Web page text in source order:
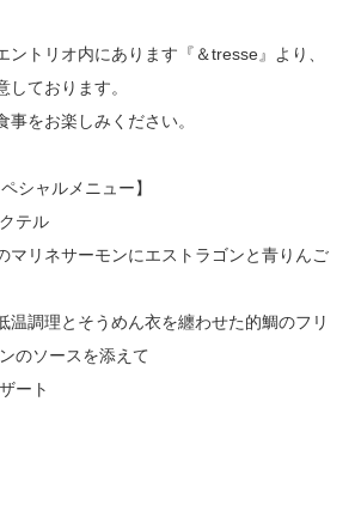
ントリオ内にあります『＆tresse』より、
ております。
をお楽しみください。
ャルメニュー】
テル
マリネサーモンにエストラゴンと青りんご
温調理とそうめん衣を纏わせた的鯛のフリ
のソースを添えて
ート